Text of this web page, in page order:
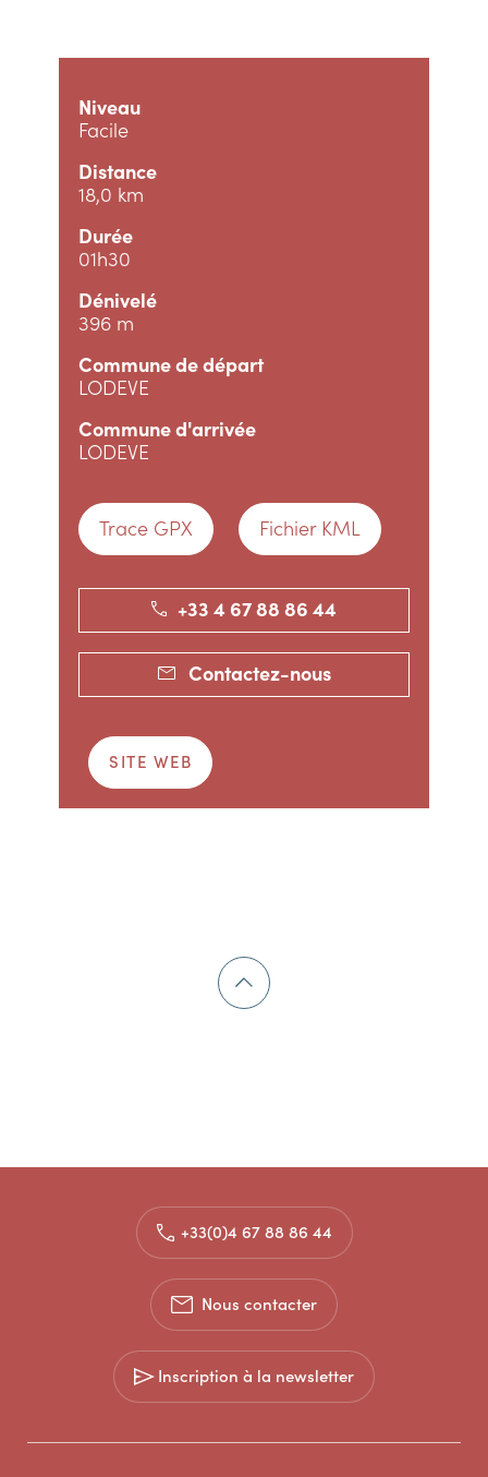
Niveau
Facile
Distance
18,0 km
Durée
01h30
Dénivelé
396 m
Commune de départ
LODEVE
Commune d'arrivée
LODEVE
Trace GPX Fichier KML
+33 4 67 88 86 44
Contactez-nous
SITE WEB
+33(0)4 67 88 86 44
Nous contacter
Inscription à la newsletter